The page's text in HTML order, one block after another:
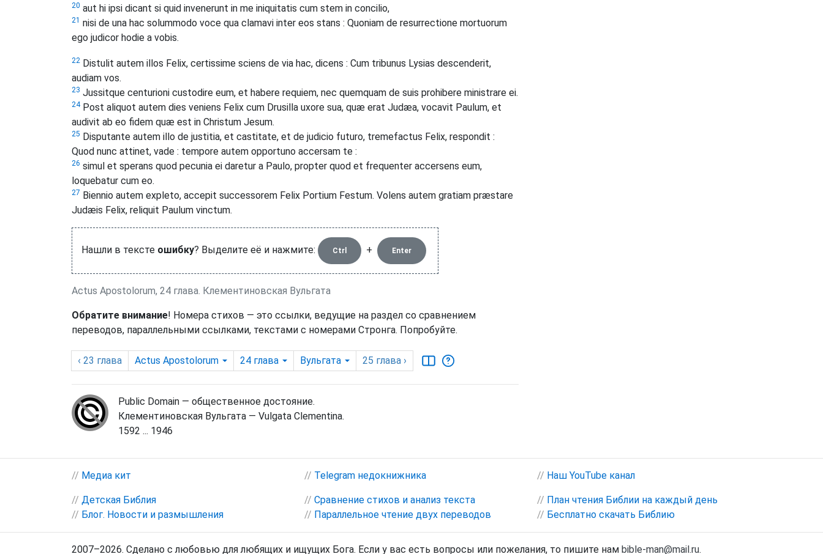
20 aut hi ipsi dicant si quid invenerunt in me iniquitatis cum stem in concilio,
21 nisi de una hac solummodo voce qua clamavi inter eos stans : Quoniam de resurrectione mortuorum
ego judicor hodie a vobis.
22 Distulit autem illos Felix, certissime sciens de via hac, dicens : Cum tribunus Lysias descenderit,
audiam vos.
23 Jussitque centurioni custodire eum, et habere requiem, nec quemquam de suis prohibere ministrare ei.
24Post aliquot autem dies veniens Felix cum Drusilla uxore sua, quæ erat Judæa, vocavit Paulum, et
audivit ab eo fidem quæ est in Christum Jesum.
25 Disputante autem illo de justitia, et castitate, et de judicio futuro, tremefactus Felix, respondit :
Quod nunc attinet, vade : tempore autem opportuno accersam te :
26 simul et sperans quod pecunia ei daretur a Paulo, propter quod et frequenter accersens eum,
loquebatur cum eo.
27 Biennio autem expleto, accepit successorem Felix Portium Festum. Volens autem gratiam præstare
Judæis Felix, reliquit Paulum vinctum.
Нашли в тексте ошибку? Выделите её и нажмите: Ctrl + Enter
Actus Apostolorum, 24 глава. Клементиновская Вульгата
Обратите внимание! Номера стихов — это ссылки, ведущие на раздел со сравнением
переводов, параллельными ссылками, текстами с номерами Стронга. Попробуйте.
‹ 23 глава Actus Apostolorum 24 глава Вульгата 25 глава ›
Public Domain — общественное достояние.
Клементиновская Вульгата — Vulgata Clementina.
1592 ... 1946
// Медиа кит // Telegram недокнижника // Наш YouTube канал
// Детская Библия
// Блог. Новости и размышления
// Сравнение стихов и анализ текста
// Параллельное чтение двух переводов
// План чтения Библии на каждый день
// Бесплатно скачать Библию
2007–2026. Сделано с любовью для любящих и ищущих Бога. Если у вас есть вопросы или пожелания, то пишите нам bible-man@mail.ru.